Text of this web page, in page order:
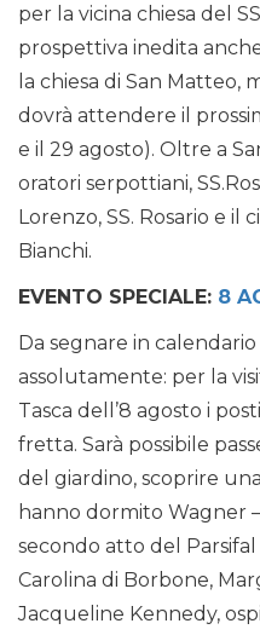
per la vicina chiesa del
prospettiva inedita
la chiesa di San Matteo,
dovrà attendere il
e il 29 agosto). Oltre a
oratori serpottiani,
Lorenzo, SS. Rosario e
Bianchi.
EVENTO SPECIALE: 8
Da segnare in
assolutamente: per la
Tasca dell’8 agosto i
fretta. Sarà possibile
del giardino, scoprire
hanno dormito Wagner
secondo atto del
Carolina di Borbone,
Jacqueline Kennedy,